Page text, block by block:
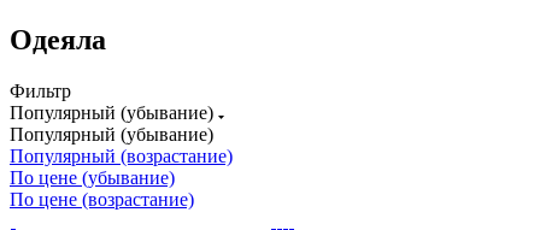
Одеяла
Фильтр
Популярный (убывание)
Популярный (убывание)
Популярный (возрастание)
По цене (убывание)
По цене (возрастание)